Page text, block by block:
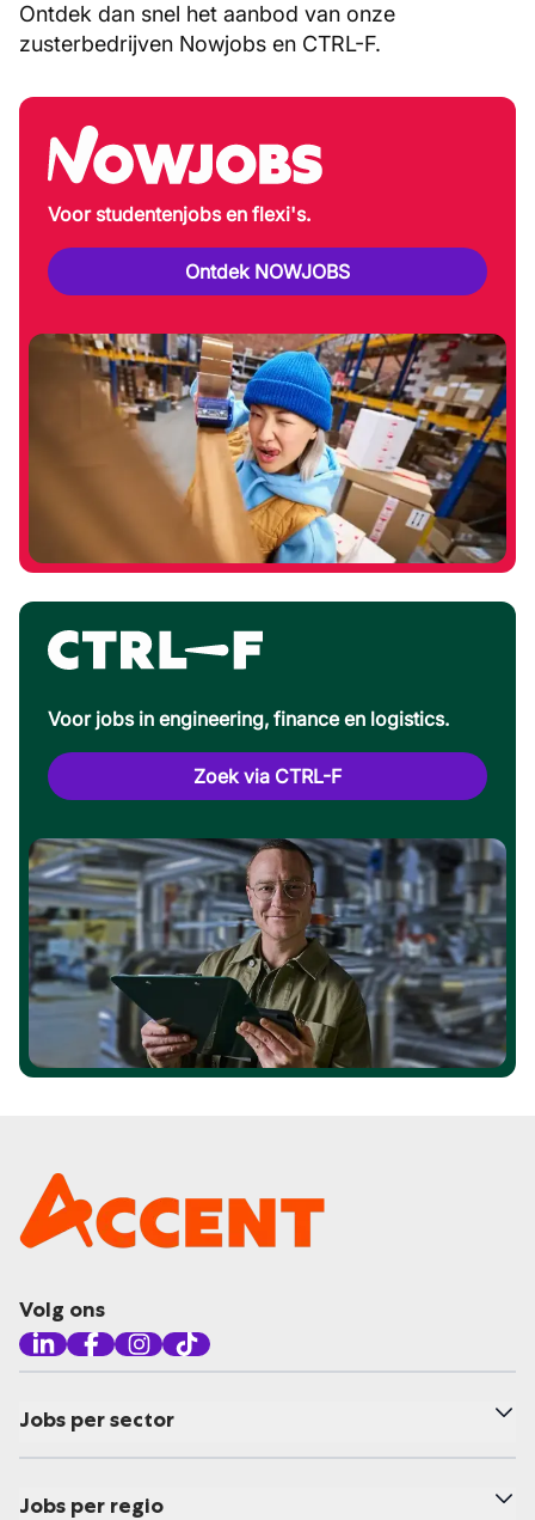
Ontdek dan snel het aanbod van onze
zusterbedrijven Nowjobs en CTRL-F.
Voor studentenjobs en flexi's.
Ontdek NOWJOBS
Voor jobs in engineering, finance en logistics.
Zoek via CTRL-F
Volg ons
Jobs per sector
Jobs per regio